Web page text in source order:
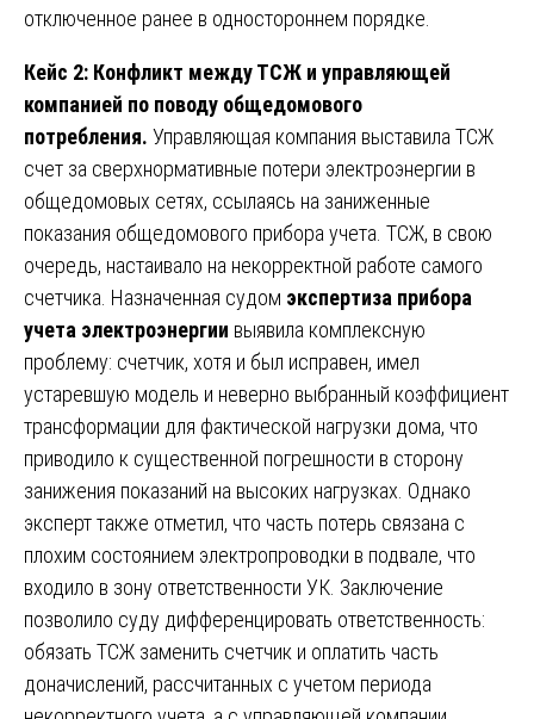
отключенное ранее в одностороннем порядке.
Кейс 2: Конфликт между ТСЖ и управляющей
компанией по поводу общедомового
потребления. Управляющая компания выставила ТСЖ
счет за сверхнормативные потери электроэнергии в
общедомовых сетях, ссылаясь на заниженные
показания общедомового прибора учета. ТСЖ, в свою
очередь, настаивало на некорректной работе самого
счетчика. Назначенная судом экспертиза прибора
учета электроэнергии выявила комплексную
проблему: счетчик, хотя и был исправен, имел
устаревшую модель и неверно выбранный коэффициент
трансформации для фактической нагрузки дома, что
приводило к существенной погрешности в сторону
занижения показаний на высоких нагрузках. Однако
эксперт также отметил, что часть потерь связана с
плохим состоянием электропроводки в подвале, что
входило в зону ответственности УК. Заключение
позволило суду дифференцировать ответственность:
обязать ТСЖ заменить счетчик и оплатить часть
доначислений, рассчитанных с учетом периода